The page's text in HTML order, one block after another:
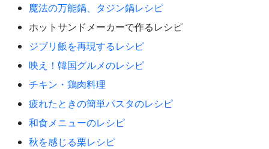
魔法の万能鍋、タジン鍋レシピ
ホットサンドメーカーで作るレシピ
ジブリ飯を再現するレシピ
映え！韓国グルメのレシピ
チキン・鶏肉料理
疲れたときの簡単パスタのレシピ
和食メニューのレシピ
秋を感じる栗レシピ